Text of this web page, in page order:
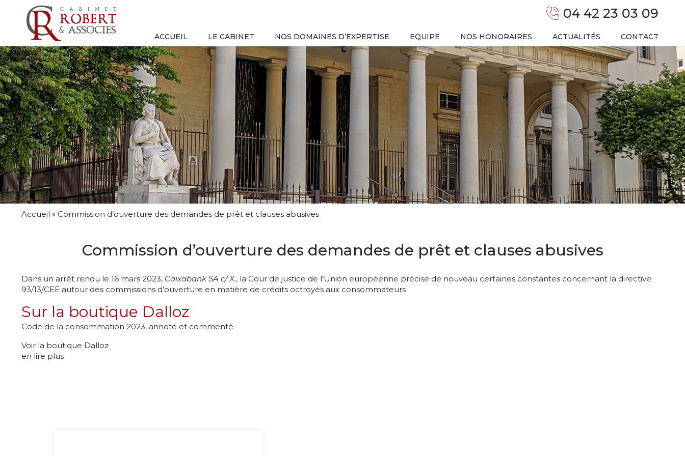
04 42 23 03 09
ACCUEIL LE CABINET NOS DOMAINES D’EXPERTISE EQUIPE NOS HONORAIRES ACTUALITÉS CONTACT
Accueil » Commission d’ouverture des demandes de prêt et clauses abusives
Commission d’ouverture des demandes de prêt et clauses abusives
Dans un arrêt rendu le 16 mars 2023, Caixabank SA c/ X., la Cour de justice de l’Union européenne précise de nouveau certaines constantes concernant la directive
93/13/CEE autour des commissions d’ouverture en matière de crédits octroyés aux consommateurs
Sur la boutique Dalloz
Code de la consommation 2023, annoté et commenté
Voir la boutique Dalloz
en lire plus